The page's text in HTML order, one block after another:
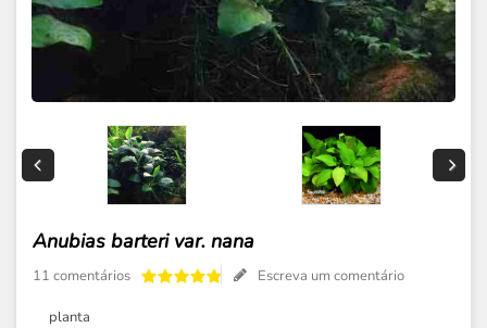
Anubias barteri var. nana
11 comentários Escreva um comentário
planta